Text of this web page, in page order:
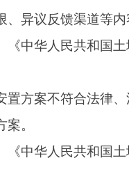
宅以及其他地上附着物
民共和国土地管理法》
政府批准后，下达征地